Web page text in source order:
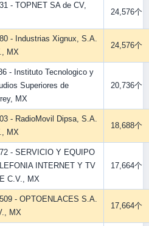
- TOPNET SA de CV,
24,576个
- Industrias Xignux, S.A.
MX
24,576个
- Instituto Tecnologico y
Superiores de
MX
20,736个
- RadioMovil Dipsa, S.A.
MX
18,688个
- SERVICIO Y EQUIPO
INTERNET Y TV
C.V., MX
17,664个
- OPTOENLACES S.A.
MX
17,664个